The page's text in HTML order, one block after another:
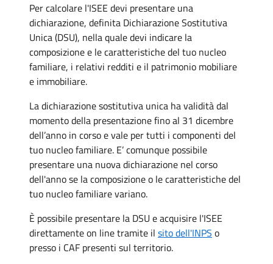
Per calcolare l'ISEE devi presentare una
dichiarazione, definita Dichiarazione Sostitutiva
Unica (DSU), nella quale devi indicare la
composizione e le caratteristiche del tuo nucleo
familiare, i relativi redditi e il patrimonio mobiliare
e immobiliare.
La dichiarazione sostitutiva unica ha validità dal
momento della presentazione fino al 31 dicembre
dell’anno in corso e vale per tutti i componenti del
tuo nucleo familiare. E’ comunque possibile
presentare una nuova dichiarazione nel corso
dell'anno se la composizione o le caratteristiche del
tuo nucleo familiare variano.
È possibile presentare la DSU e acquisire l'ISEE
direttamente on line tramite il sito dell'INPS o
presso i CAF presenti sul territorio.